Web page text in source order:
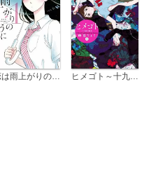
恋は雨上がりのように ヒメゴト～十九歳の制服～